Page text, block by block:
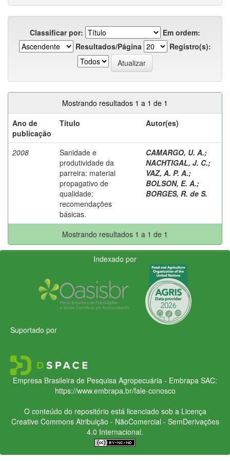
Classificar por:
Em ordem:
Resultados/Página
Registro(s):
Mostrando resultados 1 a 1 de 1
Ano de
publicação
Título Autor(es)
2008
Sanidade e
produtividade da
parreira: material
propagativo de
qualidade:
recomendações
básicas.
CAMARGO, U. A.;
NACHTIGAL, J. C.;
VAZ, A. P. A.;
BOLSON, E. A.;
BORGES, R. de S.
Mostrando resultados 1 a 1 de 1
Indexado por
Suportado por
Empresa Brasileira de Pesquisa Agropecuária - Embrapa SAC:
https://www.embrapa.br/fale-conosco
O conteúdo do repositório está licenciado sob a Licença
Creative CommonsAtribuição - NãoComercial - SemDerivações
4.0 Internacional.